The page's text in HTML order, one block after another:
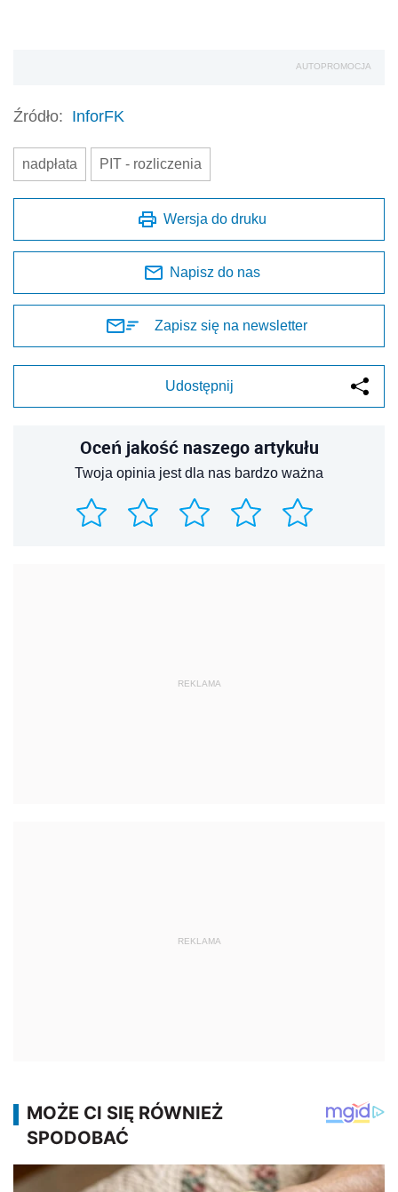
AUTOPROMOCJA
Źródło: InforFK
nadpłata PIT - rozliczenia
Wersja do druku
Napisz do nas
Zapisz się na newsletter
Udostępnij
Oceń jakość naszego artykułu
Twoja opinia jest dla nas bardzo ważna
REKLAMA
REKLAMA